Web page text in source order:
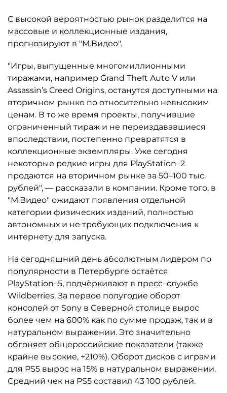
С высокой вероятностью рынок разделится на
массовые и коллекционные издания,
прогнозируют в "М.Видео".
"Игры, выпущенные многомиллионными
тиражами, например Grand Theft Auto V или
Assassin’s Creed Origins, останутся доступными на
вторичном рынке по относительно невысоким
ценам. В то же время проекты, получившие
ограниченный тираж и не переиздававшиеся
впоследствии, постепенно превратятся в
коллекционные экземпляры. Уже сегодня
некоторые редкие игры для PlayStation–2
продаются на вторичном рынке за 50–100 тыс.
рублей", — рассказали в компании. Кроме того, в
"М.Видео" ожидают появления отдельной
категории физических изданий, полностью
автономных и не требующих подключения к
интернету для запуска.
На сегодняшний день абсолютным лидером по
популярности в Петербурге остаётся
PlayStation–5, подчёркивают в пресс–службе
Wildberries. За первое полугодие оборот
консолей от Sony в Северной столице вырос
более чем на 600% как по сумме продаж, так и в
натуральном выражении. Это значительно
обгоняет общероссийские показатели (также
крайне высокие, +210%). Оборот дисков с играми
для PS5 вырос на 15% в натуральном выражении.
Средний чек на PS5 составил 43 100 рублей.